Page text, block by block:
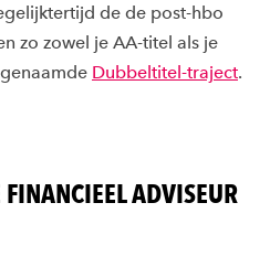
de de post-hbo
zo zowel je AA-titel als je
Dubbeltitel-traject.
ADVISEUR